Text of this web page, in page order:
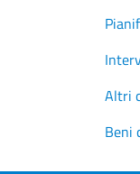
Altri
Beni